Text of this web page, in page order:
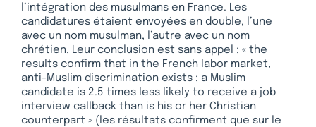
l’intégration des musulmans en France. Les
candidatures étaient envoyées en double, l’une
avec un nom musulman, l’autre avec un nom
chrétien. Leur conclusion est sans appel : « the
results confirm that in the French labor market,
anti-Muslim discrimination exists : a Muslim
candidate is 2.5 times less likely to receive a job
interview callback than is his or her Christian
counterpart » (les résultats confirment que sur le